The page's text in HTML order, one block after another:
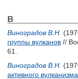
В
Виноградов В.Н.
группы вулканов //
61.
Виноградов В.Н.
активного